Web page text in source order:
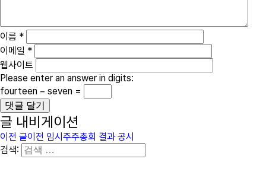
이름 *
이메일 *
웹사이트
Please enter an answer in digits:
fourteen − seven =
글 내비게이션
이전 글이전 임시주주총회 결과 공시
검색: